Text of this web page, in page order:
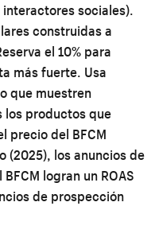
sociales).
construidas a
el 10% para
más fuerte. Usa
que muestren
los productos que
precio del BFCM
(2025), los anuncios de
logran un ROAS
de prospección